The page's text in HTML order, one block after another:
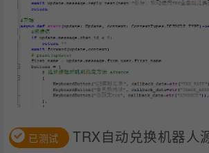
已测试 TRX自动兑换机器人